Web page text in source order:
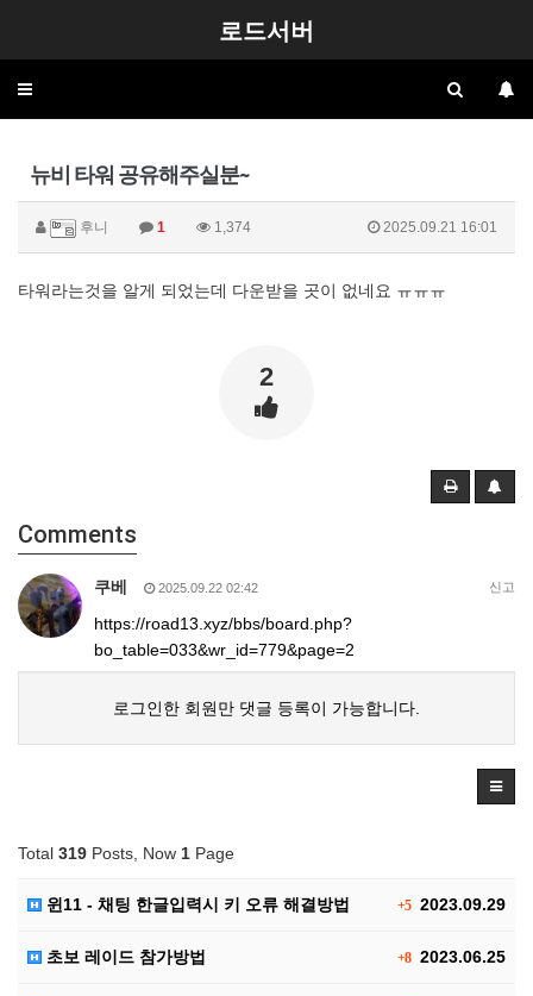
로드서버
Toggle
뉴비 타워 공유해주실분~
후니 1 1,374 2025.09.21 16:01
타워라는것을 알게 되었는데 다운받을 곳이 없네요 ㅠㅠㅠ
2
Comments
쿠베 2025.09.22 02:42 신고
https://road13.xyz/bbs/board.php?
bo_table=033&wr_id=779&page=2
로그인한 회원만 댓글 등록이 가능합니다.
Total 319 Posts, Now 1 Page
+52023.09.29
윈11 - 채팅 한글입력시 키 오류 해결방법
+82023.06.25
초보 레이드 참가방법